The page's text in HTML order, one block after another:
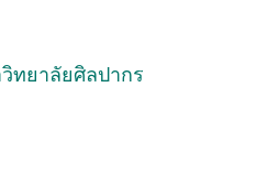
ทยาลัยศิลปากร